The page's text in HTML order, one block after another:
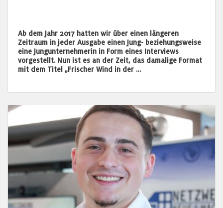
Ab dem Jahr 2017 hatten wir über einen längeren
Zeitraum in jeder Ausgabe einen Jung- beziehungsweise
eine Jungunternehmerin in Form eines Interviews
vorgestellt. Nun ist es an der Zeit, das damalige Format
mit dem Titel „Frischer Wind in der …